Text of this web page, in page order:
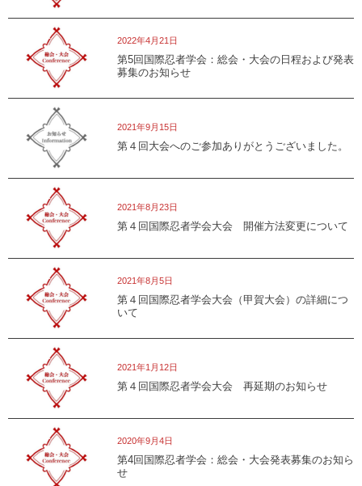
総会・大会
2022年4月21日
第5回国際忍者学会：総会・大会の日程および発表
募集のお知らせ
2021年9月15日
第４回大会へのご参加ありがとうございました。
総会・大会
2021年8月23日
第４回国際忍者学会大会 開催方法変更について
総会・大会
2021年8月5日
第４回国際忍者学会大会（甲賀大会）の詳細につ
いて
総会・大会
2021年1月12日
第４回国際忍者学会大会 再延期のお知らせ
総会・大会
2020年9月4日
第4回国際忍者学会：総会・大会発表募集のお知ら
せ